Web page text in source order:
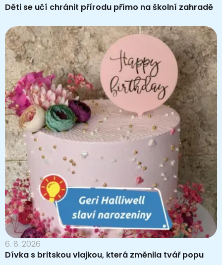
Děti se učí chránit přírodu přímo na školní zahradě
6. 8. 2026
Dívka s britskou vlajkou, která změnila tvář popu